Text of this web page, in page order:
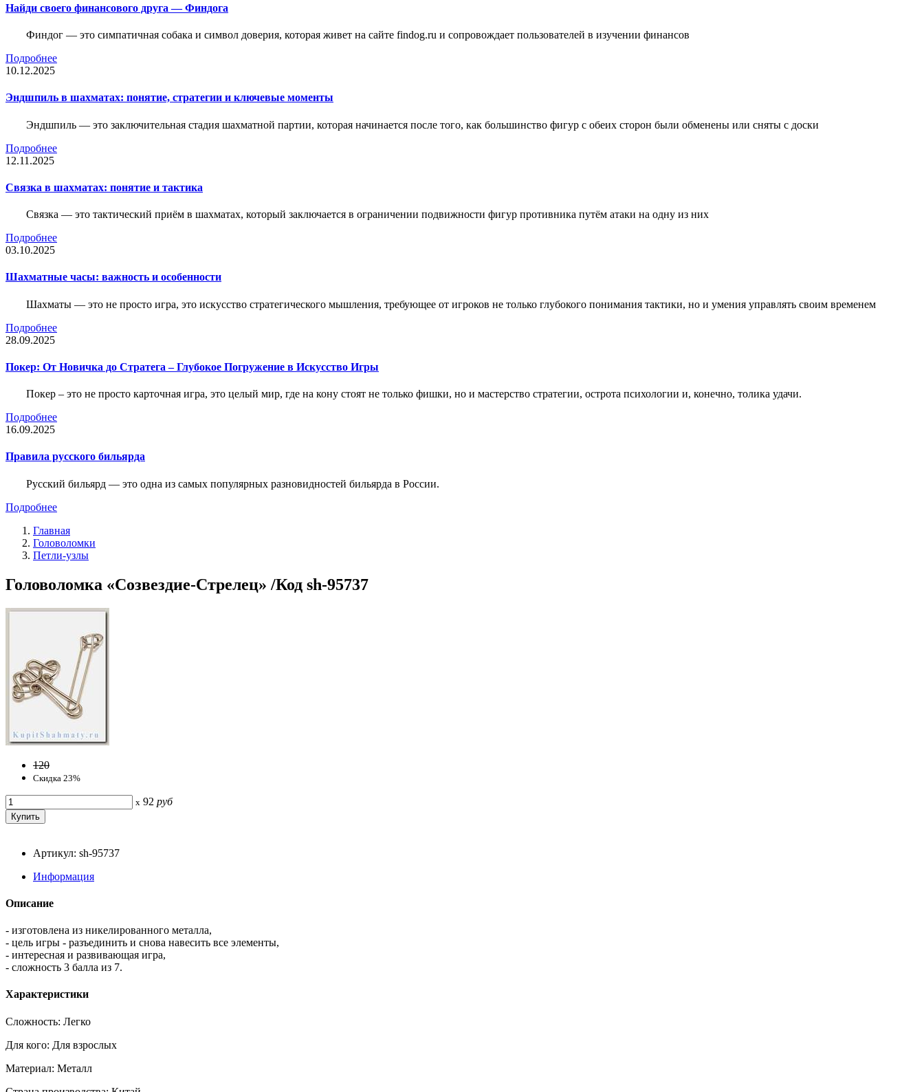
Найди своего финансового друга — Финдога
Финдог — это симпатичная собака и символ доверия, которая живет на сайте findog.ru и сопровождает пользователей в изучении финансов
Подробнее
10.12.2025
Эндшпиль в шахматах: понятие, стратегии и ключевые моменты
Эндшпиль — это заключительная стадия шахматной партии, которая начинается после того, как большинство фигур с обеих сторон были обменены или сняты с доски
Подробнее
12.11.2025
Связка в шахматах: понятие и тактика
Связка — это тактический приём в шахматах, который заключается в ограничении подвижности фигур противника путём атаки на одну из них
Подробнее
03.10.2025
Шахматные часы: важность и особенности
Шахматы — это не просто игра, это искусство стратегического мышления, требующее от игроков не только глубокого понимания тактики, но и умения управлять своим временем
Подробнее
28.09.2025
Покер: От Новичка до Стратега – Глубокое Погружение в Искусство Игры
Покер – это не просто карточная игра, это целый мир, где на кону стоят не только фишки, но и мастерство стратегии, острота психологии и, конечно, толика удачи.
Подробнее
16.09.2025
Правила русского бильярда
Русский бильярд — это одна из самых популярных разновидностей бильярда в России.
Подробнее
Главная
Головоломки
Петли-узлы
Головоломка «Созвездие-Стрелец» /Код sh-95737
120
Скидка 23%
x 92 руб
Артикул: sh-95737
Информация
Описание
- изготовлена из никелированного металла,
- цель игры - разъединить и снова навесить все элементы,
- интересная и развивающая игра,
- сложность 3 балла из 7.
Характеристики
Сложность: Легко
Для кого: Для взрослых
Материал: Металл